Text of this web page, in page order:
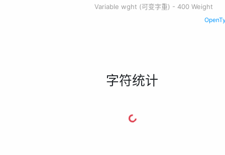
Variable wght (可变字重) - 400 Weight
字符统计